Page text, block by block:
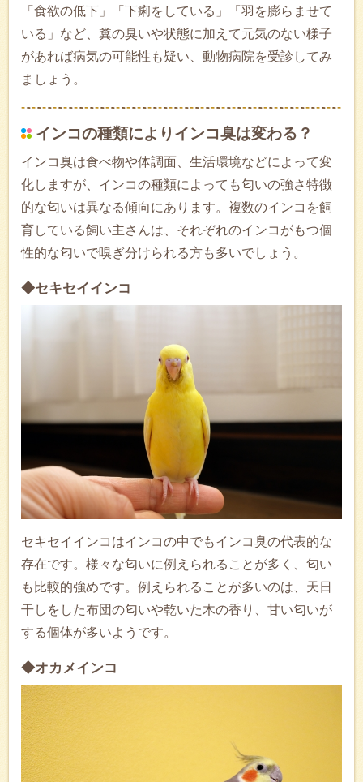
「食欲の低下」「下痢をしている」「羽を膨らませて
いる」など、糞の臭いや状態に加えて元気のない様子
があれば病気の可能性も疑い、動物病院を受診してみ
ましょう。
インコの種類によりインコ臭は変わる？
インコ臭は食べ物や体調面、生活環境などによって変
化しますが、インコの種類によっても匂いの強さ特徴
的な匂いは異なる傾向にあります。複数のインコを飼
育している飼い主さんは、それぞれのインコがもつ個
性的な匂いで嗅ぎ分けられる方も多いでしょう。
◆セキセイインコ
セキセイインコはインコの中でもインコ臭の代表的な
存在です。様々な匂いに例えられることが多く、匂い
も比較的強めです。例えられることが多いのは、天日
干しをした布団の匂いや乾いた木の香り、甘い匂いが
する個体が多いようです。
◆オカメインコ